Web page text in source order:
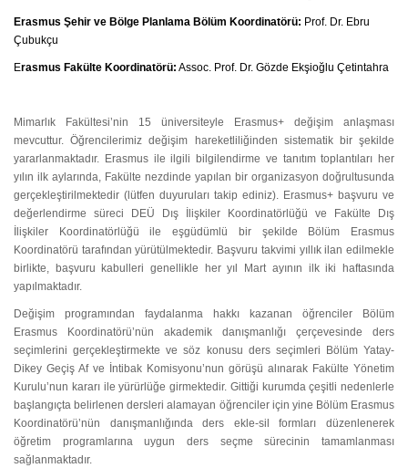
Erasmus Şehir ve Bölge Planlama Bölüm Koordinatörü: Prof. Dr. Ebru
Çubukçu
Erasmus Fakülte Koordinatörü: Assoc. Prof. Dr. Gözde Ekşioğlu Çetintahra
Mimarlık Fakültesi’nin 15 üniversiteyle Erasmus+ değişim anlaşması
mevcuttur. Öğrencilerimiz değişim hareketliliğinden sistematik bir şekilde
yararlanmaktadır. Erasmus ile ilgili bilgilendirme ve tanıtım toplantıları her
yılın ilk aylarında, Fakülte nezdinde yapılan bir organizasyon doğrultusunda
gerçekleştirilmektedir (lütfen duyuruları takip ediniz). Erasmus+ başvuru ve
değerlendirme süreci DEÜ Dış İlişkiler Koordinatörlüğü ve Fakülte Dış
İlişkiler Koordinatörlüğü ile eşgüdümlü bir şekilde Bölüm Erasmus
Koordinatörü tarafından yürütülmektedir. Başvuru takvimi yıllık ilan edilmekle
birlikte, başvuru kabulleri genellikle her yıl Mart ayının ilk iki haftasında
yapılmaktadır.
Değişim programından faydalanma hakkı kazanan öğrenciler Bölüm
Erasmus Koordinatörü’nün akademik danışmanlığı çerçevesinde ders
seçimlerini gerçekleştirmekte ve söz konusu ders seçimleri Bölüm Yatay-
Dikey Geçiş Af ve İntibak Komisyonu’nun görüşü alınarak Fakülte Yönetim
Kurulu’nun kararı ile yürürlüğe girmektedir. Gittiği kurumda çeşitli nedenlerle
başlangıçta belirlenen dersleri alamayan öğrenciler için yine Bölüm Erasmus
Koordinatörü’nün danışmanlığında ders ekle-sil formları düzenlenerek
öğretim programlarına uygun ders seçme sürecinin tamamlanması
sağlanmaktadır.